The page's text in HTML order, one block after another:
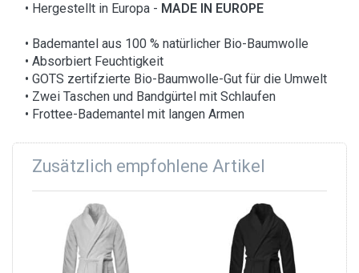
• Hergestellt in Europa - MADE IN EUROPE
• Bademantel aus 100 % natürlicher Bio-Baumwolle
• Absorbiert Feuchtigkeit
• GOTS zertifzierte Bio-Baumwolle-Gut für die Umwelt
• Zwei Taschen und Bandgürtel mit Schlaufen
• Frottee-Bademantel mit langen Armen
Zusätzlich empfohlene Artikel